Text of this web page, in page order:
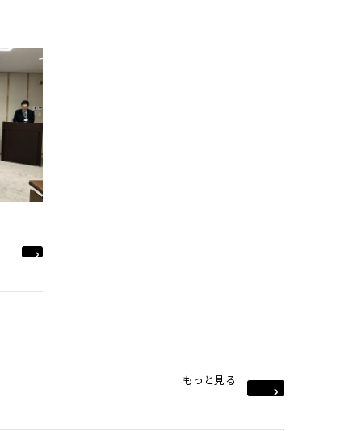
もっと見る